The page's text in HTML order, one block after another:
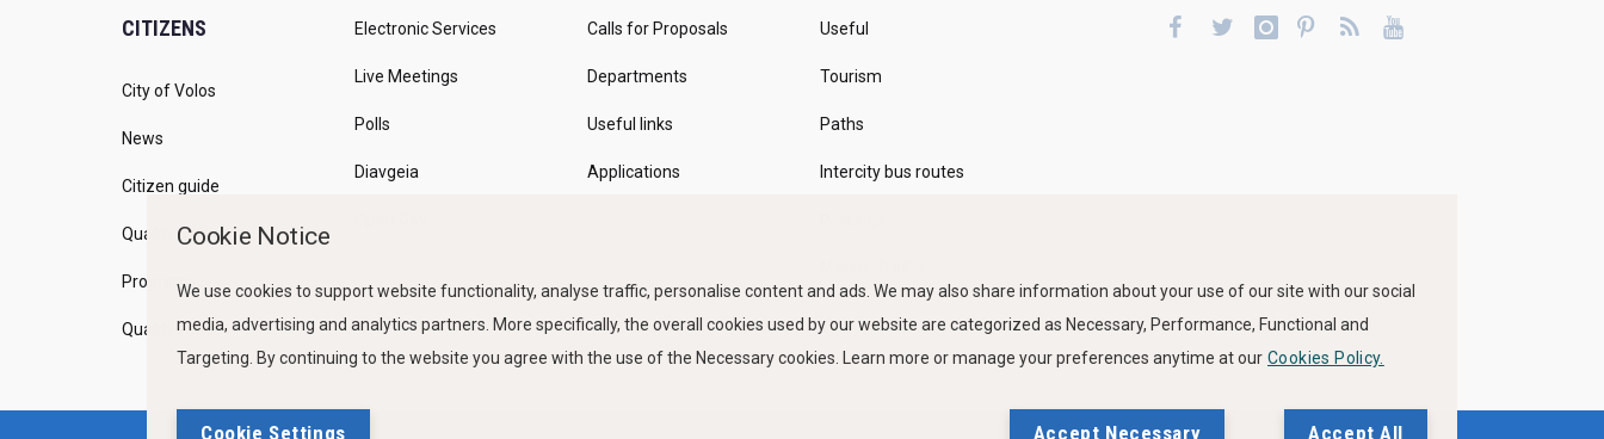
CITIZENS
City of Volos
News
Citizen guide
Quality of life
Programs
Quality Policy
Electronic Services
Live Meetings
Polls
Diavgeia
Calls for Proposals
Departments
Useful links
Applications
Useful
Tourism
Paths
Intercity bus routes
Cookie Notice
We use cookies to support website functionality, analyse traffic, personalise content and ads. We may also share information about your use of our site with our social
media, advertising and analytics partners. More specifically, the overall cookies used by our website are categorized as Necessary, Performance, Functional and
Targeting. By continuing to the website you agree with the use of the Necessary cookies. Learn more or manage your preferences anytime at our Cookies Policy.
Cookie Settings Accept Necessary Accept All